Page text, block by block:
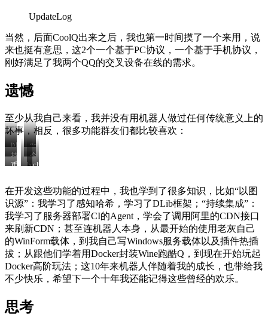
UpdateLog
当然，后面CoolQ出来之后，我也第一时间摸了一个来用，说
来也挺有意思，这2个一个基于PC协议，一个基于手机协议，
刚好满足了我两个QQ的交叉设备在线的需求。
遗憾
至少从我自己来看，我并没有用机器人做过任何传统意义上的
坏事，相反，很多功能群友们都比较喜欢：
以
图
识
“龙
王”
查
持
续
成
企
业
息
查
询
币
查
询
b
直
播
通
知
chrome
新
通
知
在开发这些功能的过程中，我也学到了很多知识，比如“以图
识源”：我学习了感知哈希，学习了DLib框架；“持续集成”：
我学习了服务器部署CI的Agent，学会了调用阿里的CDN接口
来刷新CDN；甚至连机器人本身，从最开始的使用老灰自己
的WinForm载体，到我自己写Windows服务载体以及插件热插
拔；从跟他们学着用Docker封装Wine跑酷Q，到现在开始玩起
Docker高阶玩法；这10年来机器人伴随着我的成长，也带给我
不少快乐，希望下一个十年我还能记得这些曾经的欢乐。
思考